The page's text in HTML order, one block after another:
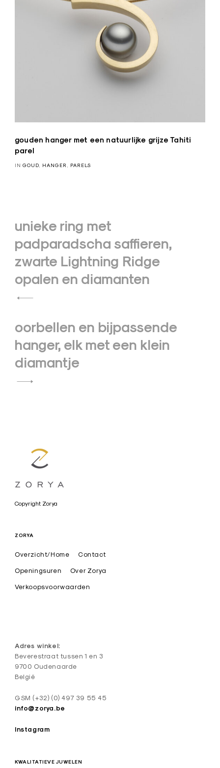
gouden hanger met een natuurlijke grijze Tahiti
parel
IN GOUD HANGER PARELS
Bericht
navigatie
unieke ring met
padparadscha saffieren,
zwarte Lightning Ridge
opalen en diamanten
oorbellen en bijpassende
hanger, elk met een klein
diamantje
a
t
i
s
t
i
d
e
s
g
n
J
Copyright Zorya
ZORYA
Overzicht/Home Contact
Openingsuren Over Zorya
Verkoopsvoorwaarden
Adres winkel:
Beverestraat tussen 1 en 3
9700 Oudenaarde
België
GSM (+32) (0) 497 39 55 45
info@zorya.be
Instagram
KWALITATIEVE JUWELEN